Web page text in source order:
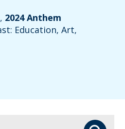
2024 Anthem
Education, Art,
Buscar